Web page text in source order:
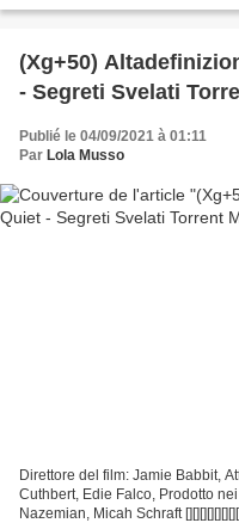
(Xg+50)
- Segreti Svelati
Publié le 04/09/2021 à 01:11
Par Lola Musso
Direttore del film: Jamie Babbit,
Cuthbert, Edie Falco, Prodotto
Nazemian, Micah Schraft